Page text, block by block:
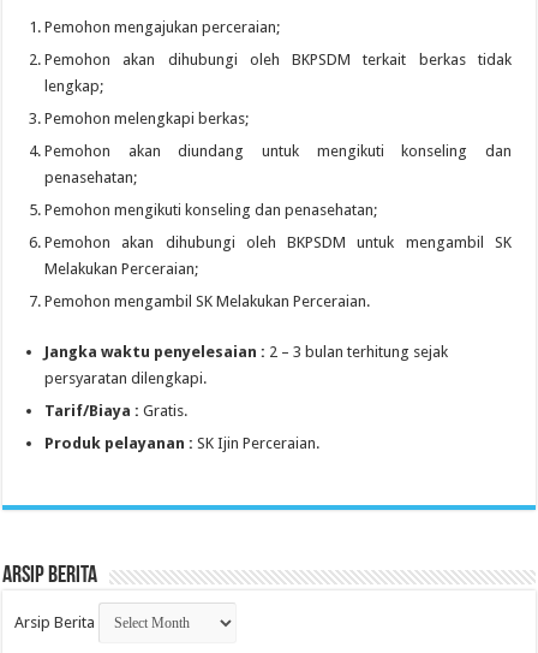
Pemohon mengajukan perceraian;
Pemohon akan dihubungi oleh BKPSDM terkait berkas tidak
lengkap;
Pemohon melengkapi berkas;
Pemohon akan diundang untuk mengikuti konseling dan
penasehatan;
Pemohon mengikuti konseling dan penasehatan;
Pemohon akan dihubungi oleh BKPSDM untuk mengambil SK
Melakukan Perceraian;
Pemohon mengambil SK Melakukan Perceraian.
Jangka waktu penyelesaian : 2 – 3 bulan terhitung sejak
persyaratan dilengkapi.
Tarif/Biaya :Gratis.
Produk pelayanan :SK Ijin Perceraian.
Arsip Berita
Arsip Berita